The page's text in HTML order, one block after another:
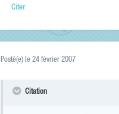
Citer
Posté(e) le 24 février 2007
Citation